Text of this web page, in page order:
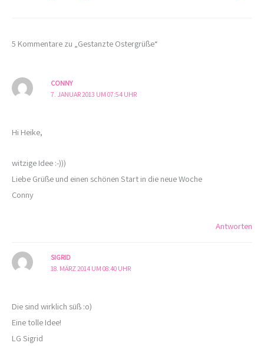
5 Kommentare zu „Gestanzte Ostergrüße“
CONNY
7. JANUAR 2013 UM 07:54 UHR
Hi Heike,
witzige Idee :-)))
Liebe Grüße und einen schönen Start in die neue Woche
Conny
Antworten
SIGRID
18. MÄRZ 2014 UM 08:40 UHR
Die sind wirklich süß :o)
Eine tolle Idee!
LG Sigrid